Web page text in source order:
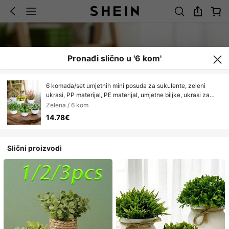
Pronađi slično u '6 kom'
6 komada/set umjetnih mini posuda za sukulente, zeleni
ukrasi, PP materijal, PE materijal, umjetne biljke, ukrasi za
stol, tvornički prilagođeni, ukrasi za školski dom i ured, ukrasi
za vanjske zabave, blagdane, rođendanske zabave
Zelena / 6 kom
14.78€
Slični proizvodi